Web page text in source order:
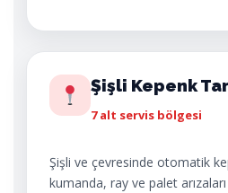
Şişli Kepenk
7 alt servis bölgesi
Şişli ve çevresinde otomatik
kumanda, ray ve palet